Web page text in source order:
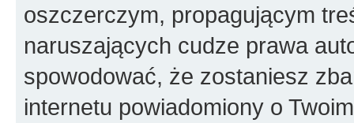
oszczerczym, propagującym
naruszających cudze prawa
spowodować, że zostaniesz
internetu powiadomiony o